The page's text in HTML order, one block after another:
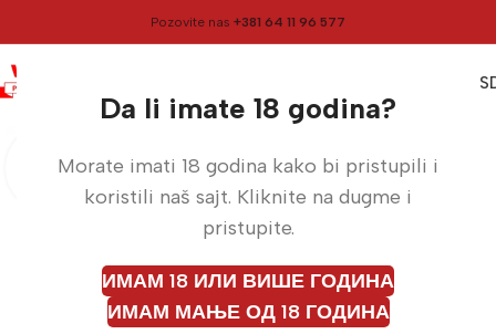
Da li imate 18 godina?
Morate imati 18 godina kako bi pristupili i
koristili naš sajt. Kliknite na dugme i
pristupite.
ИМАМ 18 ИЛИ ВИШЕ ГОДИНА
ИМАМ МАЊЕ ОД 18 ГОДИНА
Pozovite nas +381 64 11 96 577
Meni
Početna Vatrometi